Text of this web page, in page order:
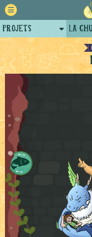
Projets
Retour
Forum
Auteurs
Tutoriels
La